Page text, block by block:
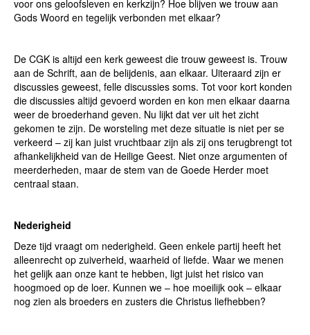
voor ons geloofsleven en kerkzijn? Hoe blijven we trouw aan
Gods Woord en tegelijk verbonden met elkaar?
De CGK is altijd een kerk geweest die trouw geweest is. Trouw
aan de Schrift, aan de belijdenis, aan elkaar. Uiteraard zijn er
discussies geweest, felle discussies soms. Tot voor kort konden
die discussies altijd gevoerd worden en kon men elkaar daarna
weer de broederhand geven. Nu lijkt dat ver uit het zicht
gekomen te zijn. De worsteling met deze situatie is niet per se
verkeerd – zij kan juist vruchtbaar zijn als zij ons terugbrengt tot
afhankelijkheid van de Heilige Geest. Niet onze argumenten of
meerderheden, maar de stem van de Goede Herder moet
centraal staan.
Nederigheid
Deze tijd vraagt om nederigheid. Geen enkele partij heeft het
alleenrecht op zuiverheid, waarheid of liefde. Waar we menen
het gelijk aan onze kant te hebben, ligt juist het risico van
hoogmoed op de loer. Kunnen we – hoe moeilijk ook – elkaar
nog zien als broeders en zusters die Christus liefhebben?